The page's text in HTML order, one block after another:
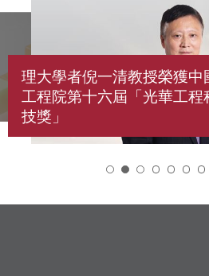
理大學者倪一清教授榮獲中
工程院第十六屆「光華工程
技獎」